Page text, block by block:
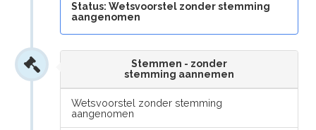
Status: Wetsvoorstel zonder stemming
aangenomen
Stemmen - zonder
stemming aannemen
Wetsvoorstel zonder stemming
aangenomen